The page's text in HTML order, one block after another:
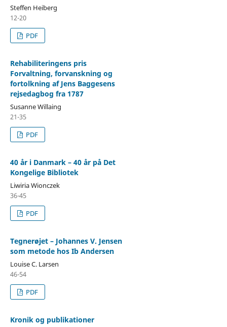
Steffen Heiberg
12-20
PDF
Rehabiliteringens pris
Forvaltning, forvanskning og
fortolkning af Jens Baggesens
rejsedagbog fra 1787
Susanne Willaing
21-35
PDF
40 år i Danmark – 40 år på Det
Kongelige Bibliotek
Liwiria Wionczek
36-45
PDF
Tegnerøjet – Johannes V. Jensen
som metode hos Ib Andersen
Louise C. Larsen
46-54
PDF
Kronik og publikationer